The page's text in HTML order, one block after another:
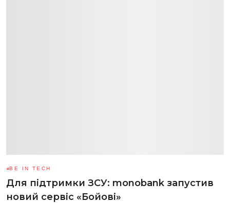
BE IN TECH
Для підтримки ЗСУ: monobank запустив
новий сервіс «Бойові»